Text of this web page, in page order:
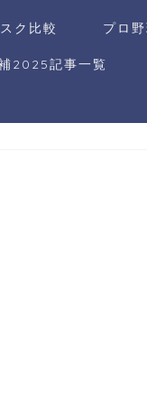
ク比較 プロ
2025記事一覧